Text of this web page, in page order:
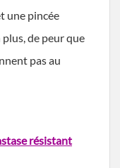
une pincée
plus, de peur que
pas au
résistant